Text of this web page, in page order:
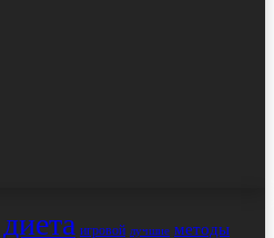
диета игровой лучшие методы